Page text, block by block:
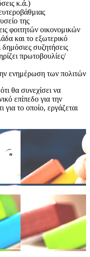
κ.ά.)
της
φοιτητών οικονομικών
και το εξωτερικό
δημόσιες συζητήσεις
πρωτοβουλίες/
ενημέρωση των πολιτών
θα συνεχίσει να
επίπεδο για την
για το οποίο, εργάζεται